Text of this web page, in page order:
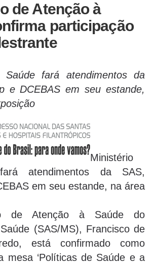
de Atenção à
participação
Saúde fará atendimentos da
e DCEBAS em seu estande,
Ministério
atendimentos da SAS,
em seu estande, na área
de Atenção à Saúde do
(SAS/MS), Francisco de
está confirmado como
mesa ‘Políticas de Saúde e a